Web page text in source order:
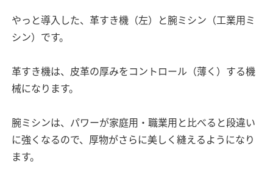
やっと導入した、革すき機（左）と腕ミシン（工業用ミ
シン）です。
革すき機は、皮革の厚みをコントロール（薄く）する機
械になります。
腕ミシンは、パワーが家庭用・職業用と比べると段違い
に強くなるので、厚物がさらに美しく縫えるようになり
ます。